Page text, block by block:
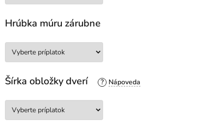
Hrúbka múru zárubne
Šírka obložky dverí ?